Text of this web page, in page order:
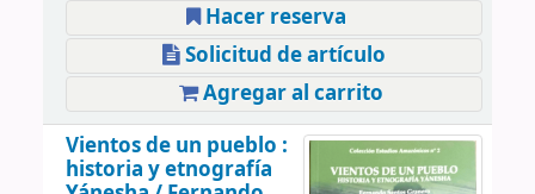
Hacer reserva
Solicitud de artículo
Agregar al carrito
Vientos de un pueblo :
historia y etnografía